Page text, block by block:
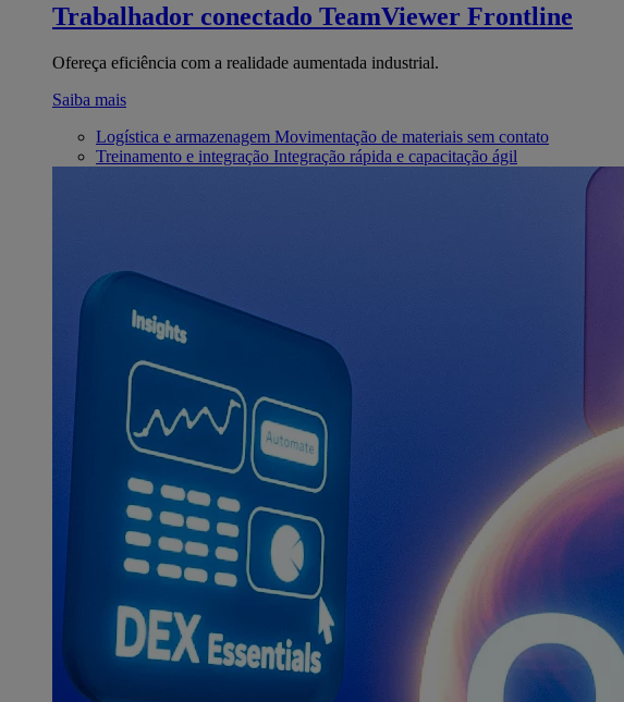
Trabalhador conectado TeamViewer Frontline
Ofereça eficiência com a realidade aumentada industrial.
Saiba mais
Logística e armazenagem Movimentação de materiais sem contato
Treinamento e integração Integração rápida e capacitação ágil